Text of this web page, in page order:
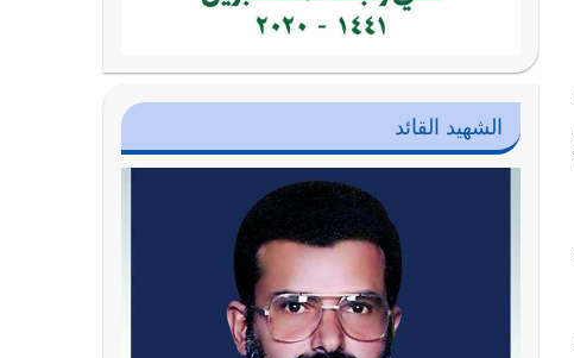
الشهيد القائد